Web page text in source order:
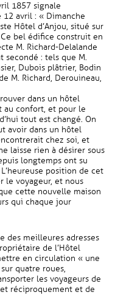
1857 signale
12 avril : « Dimanche
Hôtel d’Anjou, situé sur
bel édifice construit en
M. Richard-Delalande
secondé : tels que M.
Dubois plâtrier, Bodin
M. Richard, Derouineau,
dans un hôtel
au confort, et pour le
tout est changé. On
avoir dans un hôtel
chez soi, et
laisse rien à désirer sous
longtemps ont su
position de cet
le voyageur, et nous
cette nouvelle maison
qui chaque jour
des meilleures adresses
de l’Hôtel
en circulation « une
quatre roues,
les voyageurs de
réciproquement et de